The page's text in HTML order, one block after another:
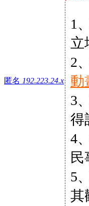
匿名 192.223.24.x
1
立
2
動
3
得
4
5
其